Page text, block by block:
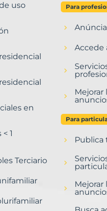
uso
en
1
Terciario
Para
Accede
Mejorar
Para
Publica
Mejorar